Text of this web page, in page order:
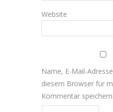
Website
Name, E-Mail-
diesem Browser für
Kommentar speichern.